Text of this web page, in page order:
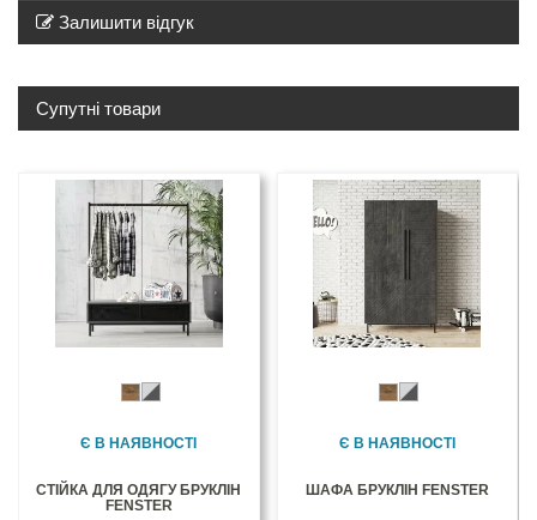
Залишити відгук
Супутні товари
Є В НАЯВНОСТІ
СТІЙКА ДЛЯ ОДЯГУ БРУКЛІН
FENSTER
Є В НАЯВНОСТІ
ШАФА БРУКЛІН FENSTER